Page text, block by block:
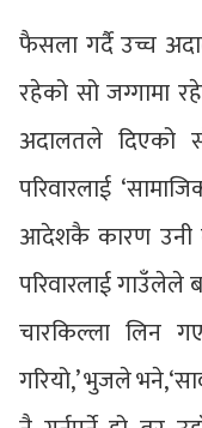
फैसला गर्दै उच्च
रहेको सो जग्गामा
अदालतले दिएको
परिवारलाई
आदेशकै कारण उनी
परिवारलाई गाउँलेले
चारकिल्ला लिन
गरियो,’ भुजले